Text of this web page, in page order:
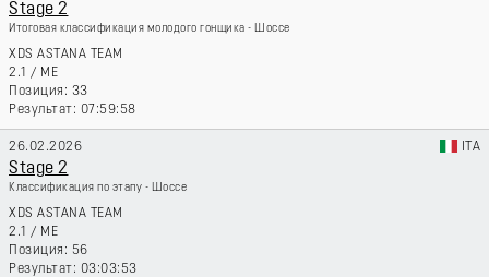
Stage 2
Итоговая классификация молодого гонщика - Шоссе
XDS ASTANA TEAM
2.1 / ME
33
07:59:58
26.02.2026 ITA
Stage 2
Классификация по этапу - Шоссе
XDS ASTANA TEAM
2.1 / ME
56
03:03:53